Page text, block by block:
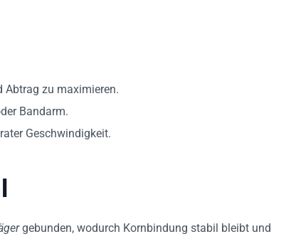
zu maximieren.
Bandarm.
Geschwindigkeit.
gebunden, wodurch Kornbindung stabil bleibt und